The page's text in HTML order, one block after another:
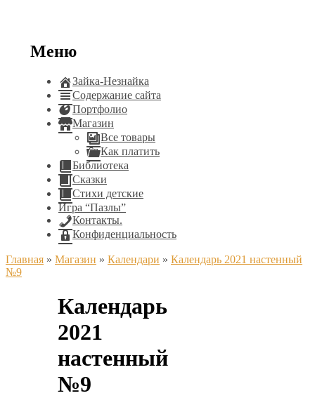
Меню
Зайка-Незнайка
Содержание сайта
Портфолио
Магазин
Все товары
Как платить
Библиотека
Сказки
Стихи детские
Игра “Пазлы”
Контакты.
Конфиденциальность
Главная » Магазин » Календари » Календарь 2021 настенный
№9
Календарь
2021
настенный
№9